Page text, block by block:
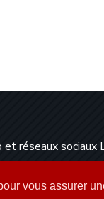
vous assurer
réseaux sociaux